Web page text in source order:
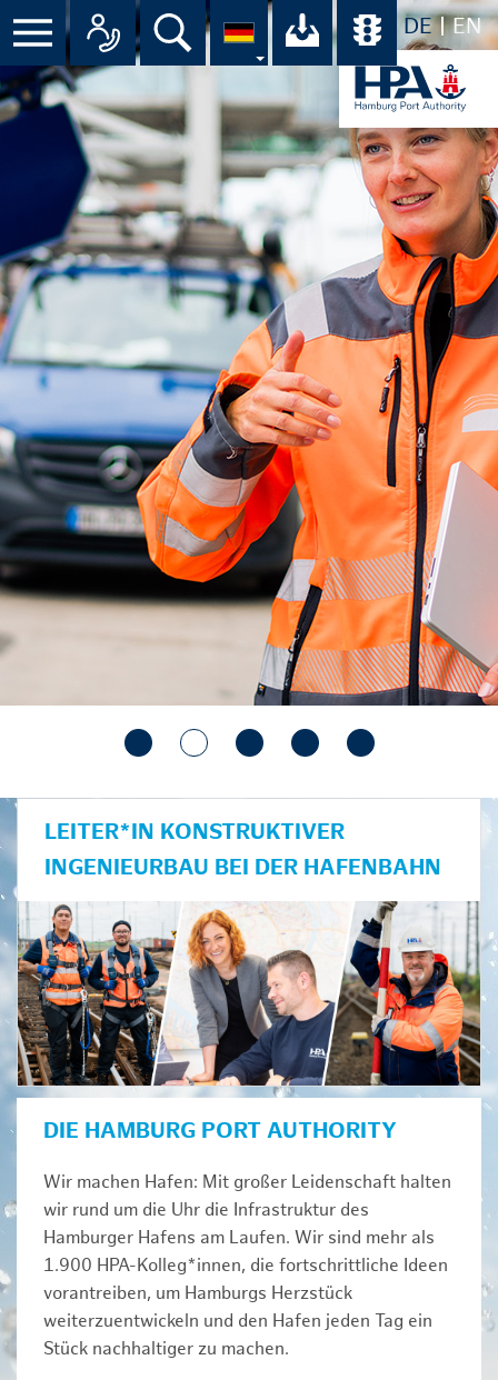
DE EN
Suche Ihr Download-
LEITER*IN KONSTRUKTIVER
INGENIEURBAU BEI DER HAFENBAHN
DIE HAMBURG PORT AUTHORITY
Wir machen Hafen: Mit großer Leidenschaft halten
wir rund um die Uhr die Infrastruktur des
Hamburger Hafens am Laufen. Wir sind mehr als
1.900 HPA-Kolleg*innen, die fortschrittliche Ideen
vorantreiben, um Hamburgs Herzstück
weiterzuentwickeln und den Hafen jeden Tag ein
Stück nachhaltiger zu machen.